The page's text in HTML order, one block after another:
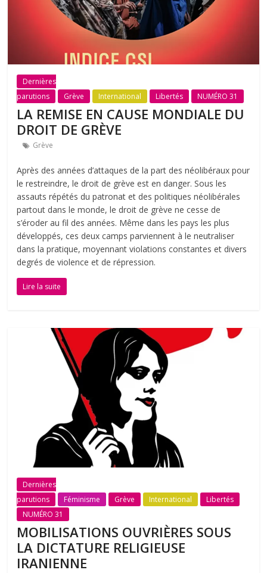
Dernières
parutions
Grève International Libertés NUMÉRO 31
LA REMISE EN CAUSE MONDIALE DU
DROIT DE GRÈVE
Grève
Après des années d’attaques de la part des néolibéraux pour
le restreindre, le droit de grève est en danger. Sous les
assauts répétés du patronat et des politiques néolibérales
partout dans le monde, le droit de grève ne cesse de
s’éroder au fil des années. Même dans les pays les plus
développés, ces deux camps parviennent à le neutraliser
dans la pratique, moyennant violations constantes et divers
degrés de violence et de répression.
Lire la suite
Dernières
parutions
Féminisme Grève International
Libertés
NUMÉRO 31
MOBILISATIONS OUVRIÈRES SOUS
LA DICTATURE RELIGIEUSE
IRANIENNE